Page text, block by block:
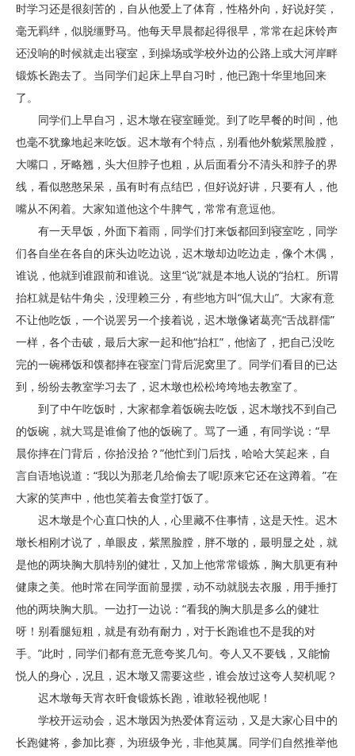
时学习还是很刻苦的，自从他爱上了体育，性格外向，好说好笑，
毫无羁绊，似脱缰野马。他每天早晨都起得很早，常常在起床铃声
还没响的时候就走出寝室，到操场或学校外边的公路上或大河岸畔
锻炼长跑去了。当同学们起床上早自习时，他已跑十华里地回来
了。
同学们上早自习，迟木墩在寝室睡觉。到了吃早餐的时间，他
也毫不犹豫地起来吃饭。迟木墩有个特点，别看他外貌紫黑脸膛，
大嘴口，牙略翘，头大但脖子也粗，从后面看分不清头和脖子的界
线，看似憨憨呆呆，虽有时有点结巴，但好说好讲，只要有人，他
嘴从不闲着。大家知道他这个牛脾气，常常有意逗他。
有一天早饭，外面下着雨，同学们打来饭都回到寝室吃，同学
们各自坐在各自的床头边吃边说，迟木墩却边吃边走，像个木偶，
谁说，他就到谁跟前和谁说。这里“说”就是本地人说的“抬杠。所谓
抬杠就是钻牛角尖，没理赖三分，有些地方叫“侃大山”。大家有意
不让他吃饭，一个说罢另一个接着说，迟木墩像诸葛亮“舌战群儒”
一样，各个击破，最后大家一起和他“抬杠”，他恼了，把自己没吃
完的一碗稀饭和馍都摔在寝室门背后泥窝里了。同学们看目的已达
到，纷纷去教室学习去了，迟木墩也松松垮垮地去教室了。
到了中午吃饭时，大家都拿着饭碗去吃饭，迟木墩找不到自己
的饭碗，就大骂是谁偷了他的饭碗了。骂了一通，有同学说：“早
晨你摔在门背后，你拾没拾？”他忙到门后找，哈哈大笑起来，自
言自语地说道：“我以为那老几给偷去了呢!原来它还在这蹲着。”在
大家的笑声中，他也笑着去食堂打饭了。
迟木墩是个心直口快的人，心里藏不住事情，这是天性。迟木
墩长相刚才说了，单眼皮，紫黑脸膛，胖不墩的，最明显之处，就
是他的两块胸大肌特别的健壮，又加上他常常锻炼，胸大肌更有种
健康之美。他时常在同学面前显摆，动不动就脱去衣服，用手捶打
他的两块胸大肌。一边打一边说：“看我的胸大肌是多么的健壮
呀！别看腿短粗，就是有劲有耐力，对于长跑谁也不是我的对
手。”此时，同学们都有意无意夸奖几句。夸人又不要钱，又能愉
悦人的身心，况且，迟木墩又需要这些，谁会放过这夸人契机呢？
迟木墩每天宵衣旰食锻炼长跑，谁敢轻视他呢！
学校开运动会，迟木墩因为热爱体育运动，又是大家心目中的
长跑健将，参加比赛，为班级争光，非他莫属。同学们自然推举他